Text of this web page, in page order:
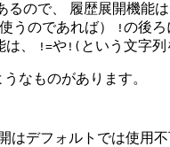
ので、 履歴展開機能
うのであれば） ! の後ろ
は、
!=や !( という文字列
なものがあります。
はデフォルトでは使用不